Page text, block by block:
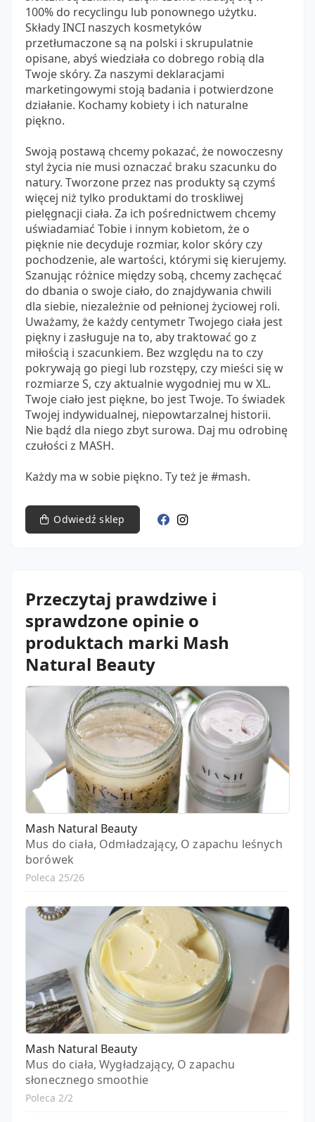
100% do recyclingu lub ponownego użytku.
Składy INCI naszych kosmetyków
przetłumaczone są na polski i skrupulatnie
opisane, abyś wiedziała co dobrego robią dla
Twoje skóry. Za naszymi deklaracjami
marketingowymi stoją badania i potwierdzone
działanie. Kochamy kobiety i ich naturalne
piękno.
Swoją postawą chcemy pokazać, że nowoczesny
styl życia nie musi oznaczać braku szacunku do
natury. Tworzone przez nas produkty są czymś
więcej niż tylko produktami do troskliwej
pielęgnacji ciała. Za ich pośrednictwem chcemy
uświadamiać Tobie i innym kobietom, że o
pięknie nie decyduje rozmiar, kolor skóry czy
pochodzenie, ale wartości, którymi się kierujemy.
Szanując różnice między sobą, chcemy zachęcać
do dbania o swoje ciało, do znajdywania chwili
dla siebie, niezależnie od pełnionej życiowej roli.
Uważamy, że każdy centymetr Twojego ciała jest
piękny i zasługuje na to, aby traktować go z
miłością i szacunkiem. Bez względu na to czy
pokrywają go piegi lub rozstępy, czy mieści się w
rozmiarze S, czy aktualnie wygodniej mu w XL.
Twoje ciało jest piękne, bo jest Twoje. To świadek
Twojej indywidualnej, niepowtarzalnej historii.
Nie bądź dla niego zbyt surowa. Daj mu odrobinę
czułości z MASH.
Każdy ma w sobie piękno. Ty też je #mash.
Odwiedź sklep
Przeczytaj prawdziwe i
sprawdzone opinie o
produktach marki Mash
Natural Beauty
Mash Natural Beauty
Mus do ciała, Odmładzający, O zapachu leśnych
borówek
Poleca 25/26
Mash Natural Beauty
Mus do ciała, Wygładzający, O zapachu
słonecznego smoothie
Poleca 2/2